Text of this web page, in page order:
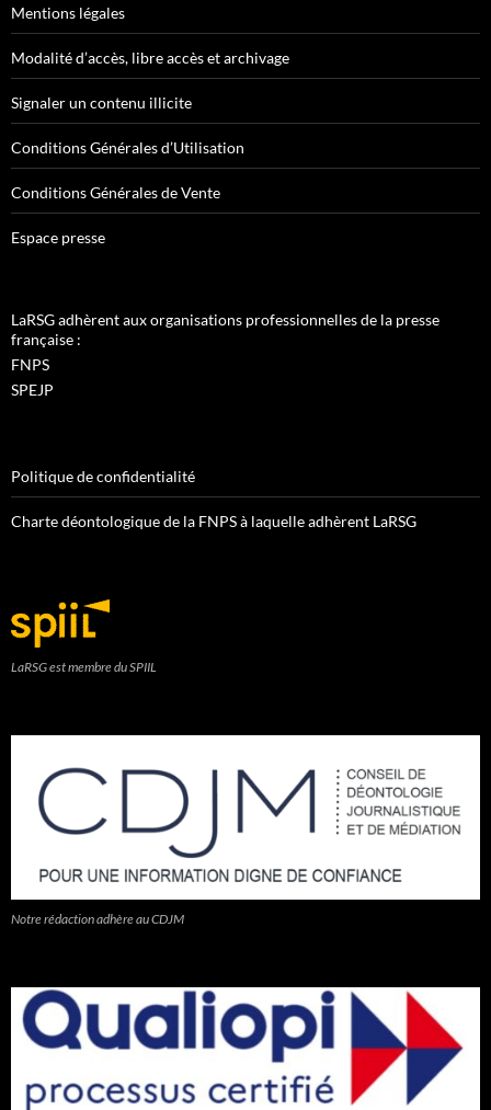
Mentions légales
Modalité d’accès, libre accès et archivage
Signaler un contenu illicite
Conditions Générales d’Utilisation
Conditions Générales de Vente
Espace presse
LaRSG adhèrent aux organisations professionnelles de la presse
française :
FNPS
SPEJP
Politique de confidentialité
Charte déontologique de la FNPS à laquelle adhèrent LaRSG
LaRSG est membre du SPIIL
Notre rédaction adhère au CDJM